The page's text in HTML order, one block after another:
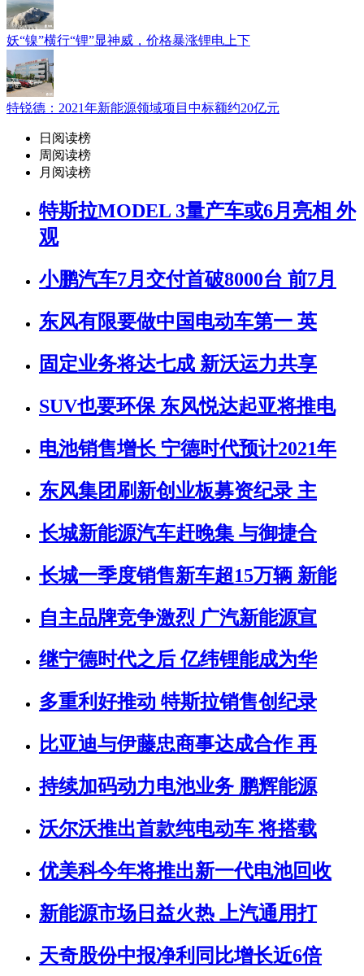
妖“镍”横行“锂”显神威，价格暴涨锂电上下
特锐德：2021年新能源领域项目中标额约20亿元
日阅读榜
周阅读榜
月阅读榜
特斯拉MODEL 3量产车或6月亮相 外
观
小鹏汽车7月交付首破8000台 前7月
东风有限要做中国电动车第一 英
固定业务将达七成 新沃运力共享
SUV也要环保 东风悦达起亚将推电
电池销售增长 宁德时代预计2021年
东风集团刷新创业板募资纪录 主
长城新能源汽车赶晚集 与御捷合
长城一季度销售新车超15万辆 新能
自主品牌竞争激烈 广汽新能源宣
继宁德时代之后 亿纬锂能成为华
多重利好推动 特斯拉销售创纪录
比亚迪与伊藤忠商事达成合作 再
持续加码动力电池业务 鹏辉能源
沃尔沃推出首款纯电动车 将搭载
优美科今年将推出新一代电池回收
新能源市场日益火热 上汽通用打
天奇股份中报净利同比增长近6倍